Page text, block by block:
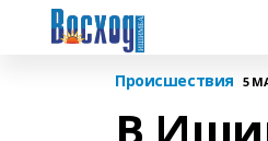
Происшествия 5